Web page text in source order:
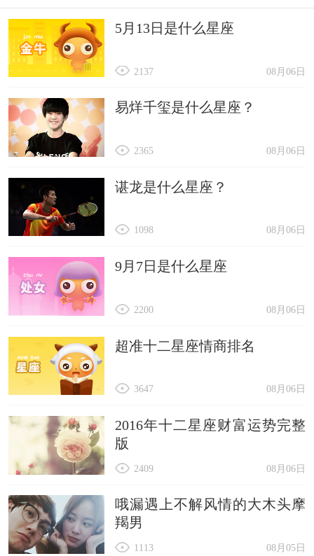
5月13日是什么星座
08月06日
2137
易烊千玺是什么星座？
08月06日
2365
谌龙是什么星座？
08月06日
1098
9月7日是什么星座
08月06日
2200
超准十二星座情商排名
08月06日
3647
2016年十二星座财富运势完整
版
08月06日
2409
哦漏遇上不解风情的大木头摩
羯男
08月05日
1113